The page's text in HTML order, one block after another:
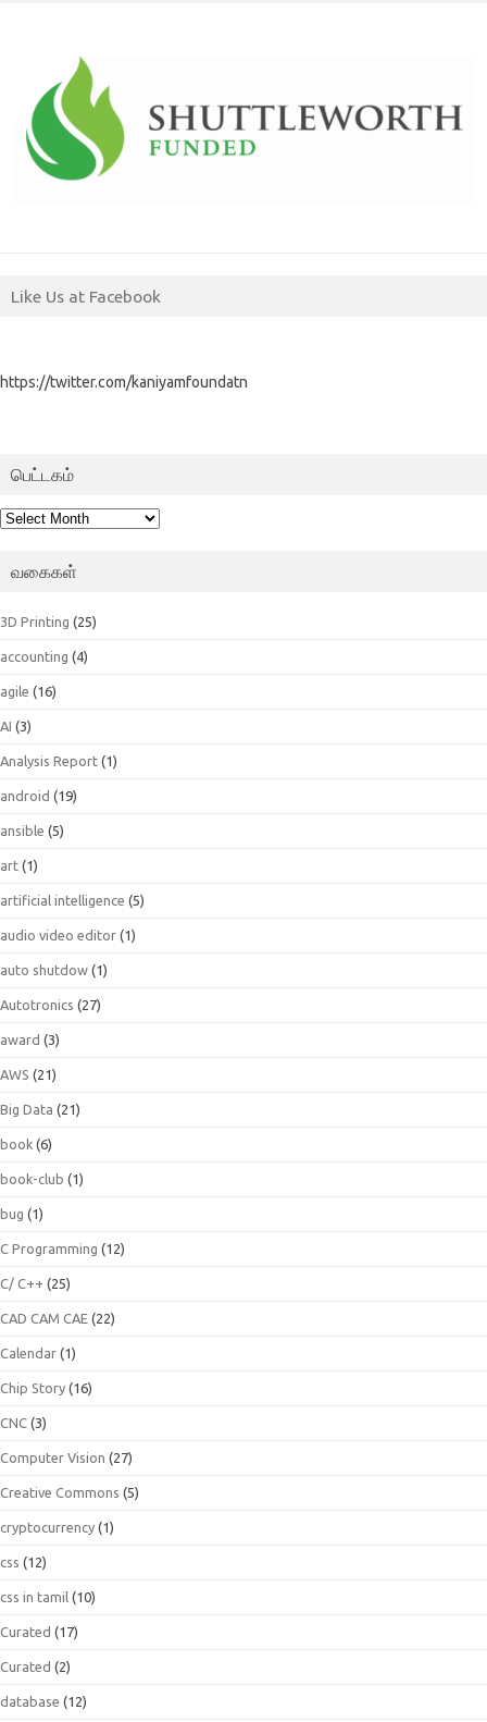
Like Us at Facebook
https://twitter.com/kaniyamfoundatn
பெட்டகம்
பெட்டகம்
வகைகள்
3D Printing (25)
accounting (4)
agile (16)
AI (3)
Analysis Report (1)
android (19)
ansible (5)
art (1)
artificial intelligence (5)
audio video editor (1)
auto shutdow (1)
Autotronics (27)
award (3)
AWS (21)
Big Data (21)
book (6)
book-club (1)
bug (1)
C Programming (12)
C/ C++ (25)
CAD CAM CAE (22)
Calendar (1)
Chip Story (16)
CNC (3)
Computer Vision (27)
Creative Commons (5)
cryptocurrency (1)
css (12)
css in tamil (10)
Curated (17)
Curated (2)
database (12)